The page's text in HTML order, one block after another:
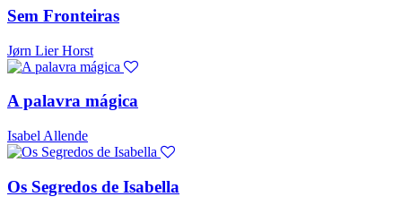
Sem Fronteiras
Jørn Lier Horst
A palavra mágica
Isabel Allende
Os Segredos de Isabella